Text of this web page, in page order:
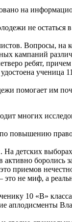
на
не остаться
Вопросы,
кампаний
ребят,
помогает им
многих
повышению
На детских
боролись
приемов
не миф, а
10 «В»